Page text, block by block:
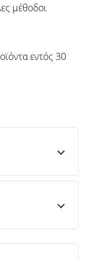
μέθοδοι
εντός 30